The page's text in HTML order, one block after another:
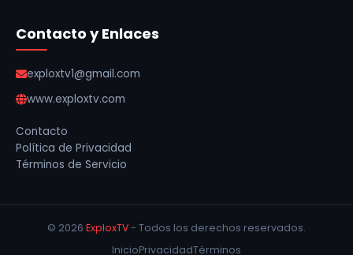
Contacto y Enlaces
exploxtv1@gmail.com
www.exploxtv.com
Contacto
Política de Privacidad
Términos de Servicio
© 2026 ExploxTV- Todos los derechos reservados.
InicioPrivacidadTérminos